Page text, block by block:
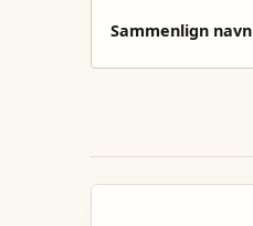
Sammenlign navn